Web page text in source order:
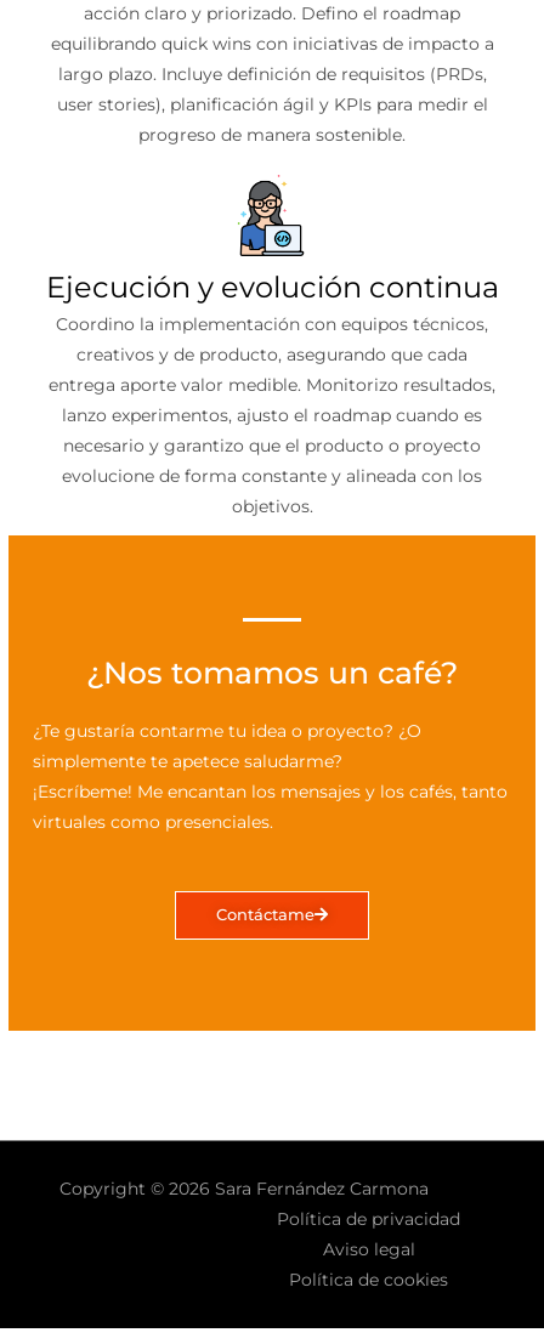
acción claro y priorizado. Defino el roadmap
equilibrando quick wins con iniciativas de impacto a
largo plazo. Incluye definición de requisitos (PRDs,
user stories), planificación ágil y KPIs para medir el
progreso de manera sostenible.
Ejecución y evolución continua
Coordino la implementación con equipos técnicos,
creativos y de producto, asegurando que cada
entrega aporte valor medible. Monitorizo resultados,
lanzo experimentos, ajusto el roadmap cuando es
necesario y garantizo que el producto o proyecto
evolucione de forma constante y alineada con los
objetivos.
¿Nos tomamos un café?
¿Te gustaría contarme tu idea o proyecto? ¿O
simplemente te apetece saludarme?
¡Escríbeme! Me encantan los mensajes y los cafés, tanto
virtuales como presenciales.
Contáctame
Copyright © 2026 Sara Fernández Carmona
Política de privacidad
Aviso legal
Política de cookies